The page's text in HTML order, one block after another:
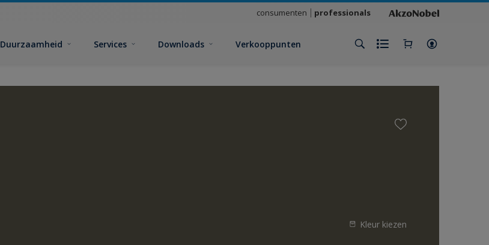
consumenten professionals
Duurzaamheid Services Downloads Verkooppunten
Kleur kiezen